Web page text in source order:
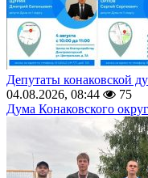
Депутаты конаковской
04.08.2026, 08:44
75
Дума Конаковского